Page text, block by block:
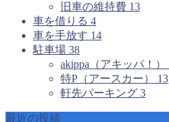
旧車の維持費 13
車を借りる 4
車を手放す 14
駐車場 38
akippa（アキッパ！）
特P（アースカー） 13
軒先パーキング 3
最近の投稿